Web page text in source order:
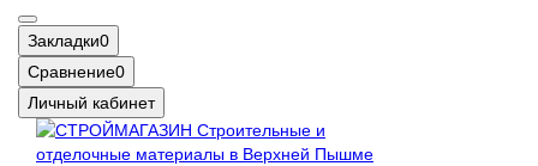
Закладки0
Сравнение0
Личный кабинет